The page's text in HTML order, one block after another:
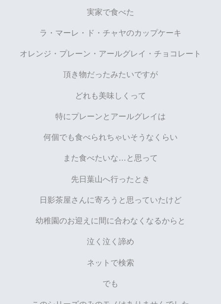
実家で食べた
ラ・マーレ・ド・チャヤのカップケーキ
オレンジ・プレーン・アールグレイ・チョコレート
頂き物だったみたいですが
どれも美味しくって
特にプレーンとアールグレイは
何個でも食べられちゃいそうなくらい
また食べたいな…と思って
先日葉山へ行ったとき
日影茶屋さんに寄ろうと思っていたけど
幼稚園のお迎えに間に合わなくなるからと
泣く泣く諦め
ネットで検索
でも